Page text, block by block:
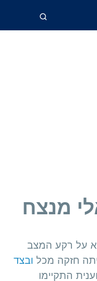
מנצח
על רקע המצב
חזקה מכל ובצד
התקיימו